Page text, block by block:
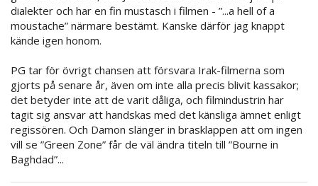
dialekter och har en fin mustasch i filmen - ”...a hell of a
moustache” närmare bestämt. Kanske därför jag knappt
kände igen honom.
PG tar för övrigt chansen att försvara Irak-filmerna som
gjorts på senare år, även om inte alla precis blivit kassakor;
det betyder inte att de varit dåliga, och filmindustrin har
tagit sig ansvar att handskas med det känsliga ämnet enligt
regissören. Och Damon slänger in brasklappen att om ingen
vill se ”Green Zone” får de väl ändra titeln till ”Bourne in
Baghdad”...